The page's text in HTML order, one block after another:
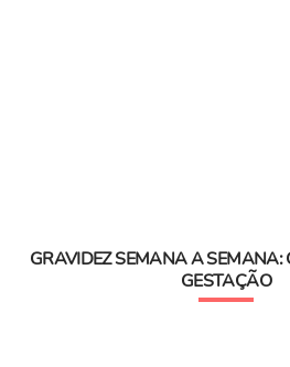
GRAVIDEZ SEMANA A
GESTAÇÃO